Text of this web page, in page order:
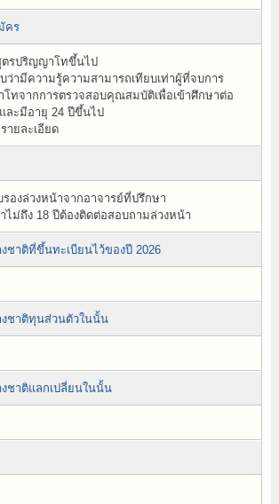
คร
รปริญญาโทขึ้นไป
ว่ามีความรู้ความสามารถเทียบเท่าผู้ที่จบการ
ทจากการตรวจสอบคุณสมบัติเพื่อเข้าศึกษาต่อ
ละมีอายุ 24 ปีขึ้นไป
ายละเอียด
รองล่วงหน้าจากอาจารย์ที่ปรึกษา
ไม่ถึง 18 ปีต้องติดต่อสอบถามล่วงหน้า
ชาติที่ขึ้นทะเบียนไว้ของปี 2026
ชาติทุนส่วนตัวในนั้น
ชาติแลกเปลี่ยนในนั้น